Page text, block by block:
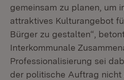
gemeinsam zu planen, um
attraktives Kulturangebot
Bürger zu gestalten“,
Interkommunale
Professionalisierung sei
der politische Auftrag nicht